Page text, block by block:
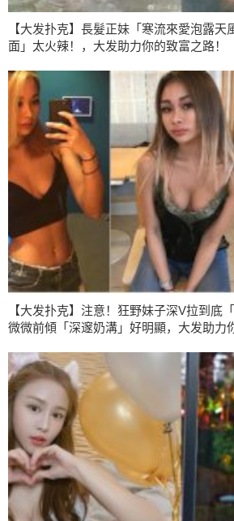
【大发扑克】長髮正妹「寒流來愛泡露
面」太火辣！，大发助力你的致富之路！
【大发扑克】注意！狂野妹子深V拉到底
微微前傾「深邃奶溝」好明顯，大发助力